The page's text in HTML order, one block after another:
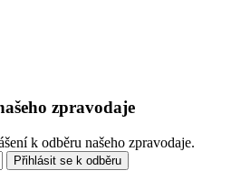
zpravodaje
k odběru našeho zpravodaje.
Přihlásit se k odběru